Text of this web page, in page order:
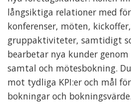
långsiktiga relationer med
konferenser, möten,
gruppaktiviteter, samtidigt
bearbetar nya kunder
samtal och mötesbokning.
mot tydliga KPI:er och mål
bokningar och bokningsvärde.